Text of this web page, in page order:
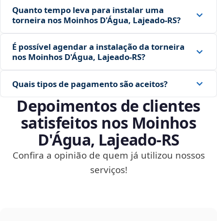
Quanto tempo leva para instalar uma
torneira nos Moinhos D'Água, Lajeado‑RS?
É possível agendar a instalação da torneira
nos Moinhos D'Água, Lajeado‑RS?
Quais tipos de pagamento são aceitos?
Depoimentos de clientes
satisfeitos nos Moinhos
D'Água, Lajeado‑RS
Confira a opinião de quem já utilizou nossos
serviços!